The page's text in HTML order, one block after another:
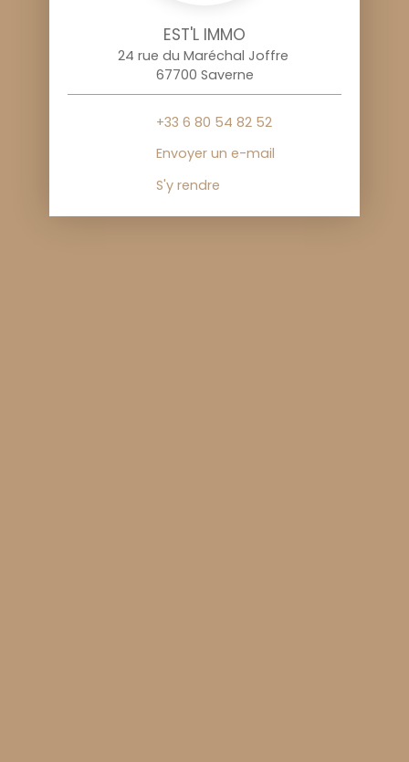
EST'L IMMO
24 rue du Maréchal Joffre
67700 Saverne
+33 6 80 54 82 52
Envoyer un e-mail
S'y rendre